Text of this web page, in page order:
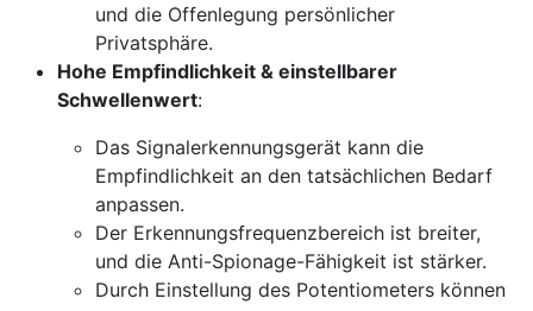
und die Offenlegung persönlicher
Privatsphäre.
Hohe Empfindlichkeit & einstellbarer
Schwellenwert:
Das Signalerkennungsgerät kann die
Empfindlichkeit an den tatsächlichen Bedarf
anpassen.
Der Erkennungsfrequenzbereich ist breiter,
und die Anti-Spionage-Fähigkeit ist stärker.
Durch Einstellung des Potentiometers können